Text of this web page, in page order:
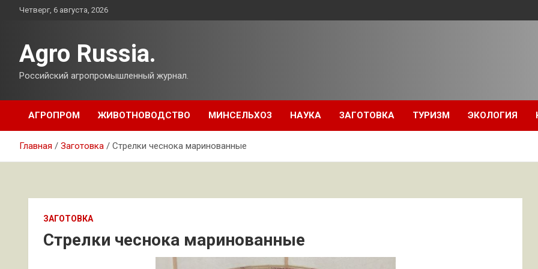
ПерейтиЧетверг, 6 августа, 2026
Agro Russia.
Российский агропромышленный журнал.
АГРОПРОМ ЖИВОТНОВОДСТВО МИНСЕЛЬХОЗ НАУКА ЗАГОТОВКА ТУРИЗМ ЭКОЛОГИЯ
Главная Заготовка Стрелки чеснока маринованные
ЗАГОТОВКА
Стрелки чеснока маринованные